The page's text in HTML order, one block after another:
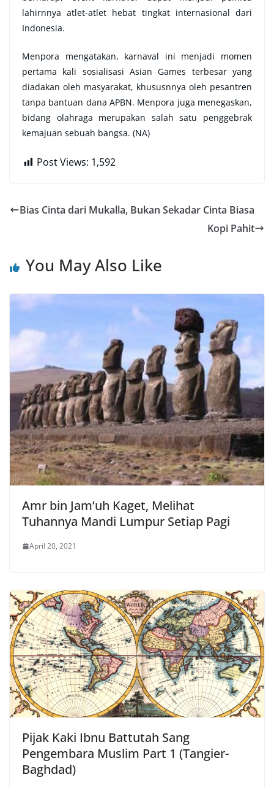
lahirnnya atlet-atlet hebat tingkat internasional dari
Indonesia.
Menpora mengatakan, karnaval ini menjadi momen
pertama kali sosialisasi Asian Games terbesar yang
diadakan oleh masyarakat, khususnnya oleh pesantren
tanpa bantuan dana APBN. Menpora juga menegaskan,
bidang olahraga merupakan salah satu penggebrak
kemajuan sebuah bangsa. (NA)
Post Views: 1,592
Bias Cinta dari Mukalla, Bukan Sekadar Cinta Biasa
Kopi Pahit
You May Also Like
Amr bin Jam’uh Kaget, Melihat
Tuhannya Mandi Lumpur Setiap Pagi
April 20, 2021
Pijak Kaki Ibnu Battutah Sang
Pengembara Muslim Part 1 (Tangier-
Baghdad)